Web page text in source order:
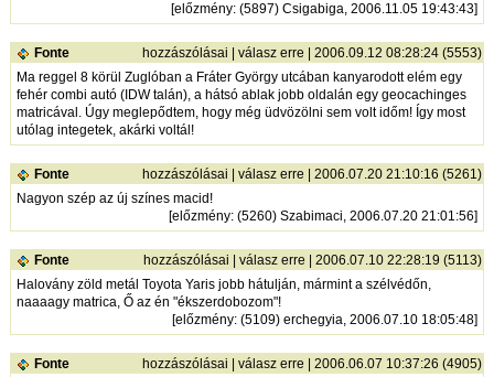
[előzmény: (5897) Csigabiga, 2006.11.05 19:43:43]
Fonte hozzászólásai |válasz erre | 2006.09.12 08:28:24 (5553)
Ma reggel 8 körül Zuglóban a Fráter György utcában kanyarodott elém egy
fehér combi autó (IDW talán), a hátsó ablak jobb oldalán egy geocachinges
matricával. Úgy meglepődtem, hogy még üdvözölni sem volt időm! Így most
utólag integetek, akárki voltál!
Fonte hozzászólásai |válasz erre | 2006.07.20 21:10:16 (5261)
Nagyon szép az új színes macid!
[előzmény: (5260) Szabimaci, 2006.07.20 21:01:56]
Fonte hozzászólásai |válasz erre | 2006.07.10 22:28:19 (5113)
Halovány zöld metál Toyota Yaris jobb hátulján, mármint a szélvédőn,
naaaagy matrica, Ő az én "ékszerdobozom"!
[előzmény: (5109) erchegyia, 2006.07.10 18:05:48]
Fonte hozzászólásai |válasz erre | 2006.06.07 10:37:26 (4905)